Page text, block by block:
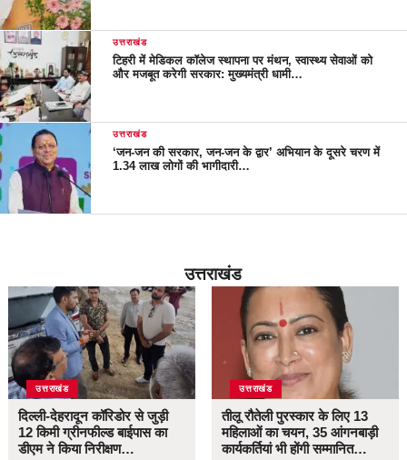
उत्तराखंड
टिहरी में मेडिकल कॉलेज स्थापना पर मंथन, स्वास्थ्य सेवाओं को
और मजबूत करेगी सरकार: मुख्यमंत्री धामी…
उत्तराखंड
‘जन-जन की सरकार, जन-जन के द्वार’ अभियान के दूसरे चरण में
1.34 लाख लोगों की भागीदारी…
उत्तराखंड
उत्तराखंड
दिल्ली-देहरादून कॉरिडोर से जुड़ी
12 किमी ग्रीनफील्ड बाईपास का
डीएम ने किया निरीक्षण…
उत्तराखंड
तीलू रौतेली पुरस्कार के लिए 13
महिलाओं का चयन, 35 आंगनबाड़ी
कार्यकर्तियां भी होंगी सम्मानित…